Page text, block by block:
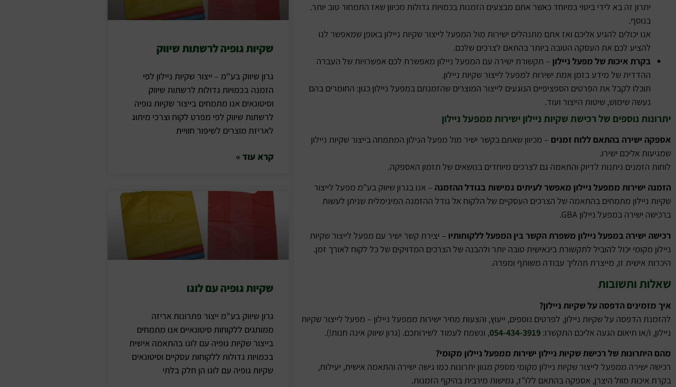
יתרון זה בא לידי ביטוי במיוחד כאשר אתם מבצעים הזמנות בכמויות גדולות מכיוון שאז התמחור טוב יותר.
בנוסף.
אנו יכולים להגיע אליכם ואז אתם מתנהלים ישירות מול המפעל לייצור שקיות ניילון באופן שמאפשר לנו
להציע לכם את העסקה הטובה ביותר בהתאם לצרכים שלכם.
בקרת איכות של מפעל ניילון – תקשורת ישירה עם המפעל ניילון מאפשרת לכם אפשרויות של העברה
ההדדית של מידע בזמן אמת ישירות למפעל לייצור שקיות ניילון.
תוכלו לקבל את הפרטים הספציפיים הנוגעים לייצור המוצרים שהזמנתם במפעל ניילון כגון: החומרים בהם
נעשה שימוש, שיטות הייצור ועוד.
יתרונות נוספים של רכישת שקיות ניילון ישירות ממפעל ניילון
אספקה ישירה בהתאם ללוח זמנים – מכיוון שאתם בקשר ישיר מול מפעל הנילון המתמחה בייצור שקיות ניילון
שמגיעות אליכם ישירו.
לוחות הזמנים ניתנות לדיוק והתאמה גם לצרכים מיוחדים בנושאים של תזמון האספקה.
הזמנה ישירות ממפעל ניילון מאפשר לעיתים גמישות בגודל ההזמנה – אנו בגרון שיווק בע"מ מפעל לייצור
שקיות ניילון מתמחים בהתאמה של הצרכים העסקיים של הלקוח אל גודל ההזמנה המינימלית שניתן לעשות
ברכישה ישירה במפעל ניילון GBA.
רכישה ישירה במפעל ניילון משפרת הקשר בין המפעל ללקוחותיו – יצירת קשר ישיר עם מפעל לייצור שקיות
ניילון מקומי יכול להוביל לתקשורת בינאישית טובה יותר ולהבנה של הצרכים המדויקים של כל לקוח לאורך זמן.
היכרות אישית זו, מייצרת תהליך עבודה משותף ומפרה.
שאלות ותשובות
איך מזמינים הדפסה על שקיות ניילון?
להזמנת הדפסה על שקיות ניילון, לפרטים נוספים, ייעוץ, והצעות מחיר ישירות ממפעל ניילון – מפעל לייצור שקיות
ניילון, ו/או תיאום הגעה אליכם התקשרו: 054-434-3919, ונשמח לעמוד לשירותכם. (גרון שיווק אינה חנות!).
מהם היתרונות של רכישת שקיות ניילון ישירות ממפעל ניילון מקומי?
רכישה ישירה ממפעל לייצור שקיות ניילון מקומי מספק מגוון יתרונות כמו גישה ישירה והתאמה אישית, יעילות,
בקרת איכות מוול היצרן, אספקה בהתאם ללו"ז, גמישות מירבית בהיקף הזמנות.
שקיות גופיה לרשתות שיווק
גרון שיווק בע"מ – ייצור שקיות ניילון לפי
הזמנה בכמויות גדולות לרשתות שיווק
וסיטונאים אנו מתמחים בייצור שקיות גופיה
לרשתות שיווק לפי מפרט לקוח וצרכי מיתוג
לאריזת מוצרים לשיפור חוויית
קרא עוד »
שקיות גופיה עם לוגו
גרון שיווק בע"מ ייצור פתרונות אריזה
ממותגים ללקוחות סיטונאיים אנו מתמחים
בייצור שקיות גופיה עם לוגו בהתאמה אישית
בכמויות גדולות ללקוחות עסקיים וסיטונאים
שקיות גופיה עם לוגו הן חלק בלתי